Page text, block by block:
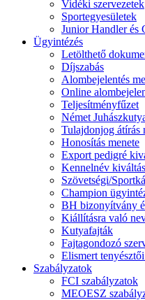
Vidéki szervezetek
Sportegyesületek
Junior Handler és
Ügyintézés
Letölthető
Díjszabás
Alombejelentés
Online
Teljesítményfűzet
Német
Tulajdonjog átírás
Honosítás menete
Export pedigré
Kennelnév
Szövetségi/
Champion
BH bizonyítvány
Kiállításra való
Kutyafajták
Fajtagondozó
Elismert
Szabályzatok
FCI szabályzatok
MEOESZ